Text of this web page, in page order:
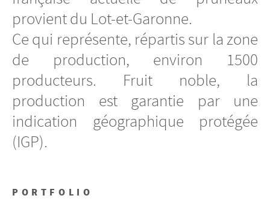
provient du Lot-et-Garonne.
Ce qui représente, répartis sur la zone
de production, environ 1500
producteurs. Fruit noble, la
production est garantie par une
indication géographique protégée
(IGP).
PORTFOLIO